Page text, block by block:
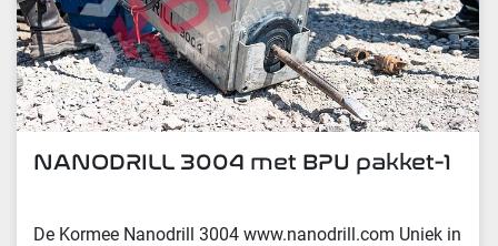
NΑNODRILL 3004 met BPU pakket-1
De Kormee Nanodrill 3004 www.nanodrill.com Uniek in